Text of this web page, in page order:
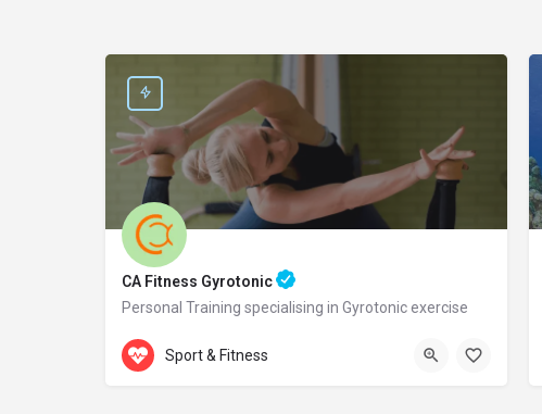
CA Fitness Gyrotonic
Personal Training specialising in Gyrotonic exercise
Accepts Gift Card
Sport & Fitness